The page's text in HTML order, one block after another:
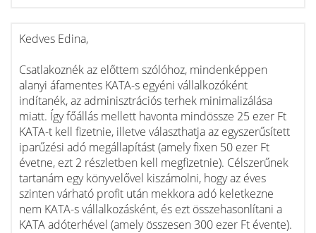
Kedves Edina,
Csatlakoznék az előttem szólóhoz, mindenképpen
alanyi áfamentes KATA-s egyéni vállalkozóként
indítanék, az adminisztrációs terhek minimalizálása
miatt. Így főállás mellett havonta mindössze 25 ezer Ft
KATA-t kell fizetnie, illetve választhatja az egyszerűsített
iparűzési adó megállapítást (amely fixen 50 ezer Ft
évetne, ezt 2 részletben kell megfizetnie). Célszerűnek
tartanám egy könyvelővel kiszámolni, hogy az éves
szinten várható profit után mekkora adó keletkezne
nem KATA-s vállalkozásként, és ezt összehasonlítani a
KATA adóterhével (amely összesen 300 ezer Ft évente).